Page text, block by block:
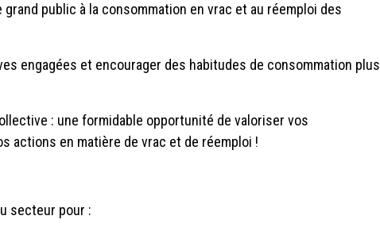
public à la consommation en vrac et au réemploi des
engagées et encourager des habitudes de consommation plus
: une formidable opportunité de valoriser vos
actions en matière de vrac et de réemploi !
secteur pour :